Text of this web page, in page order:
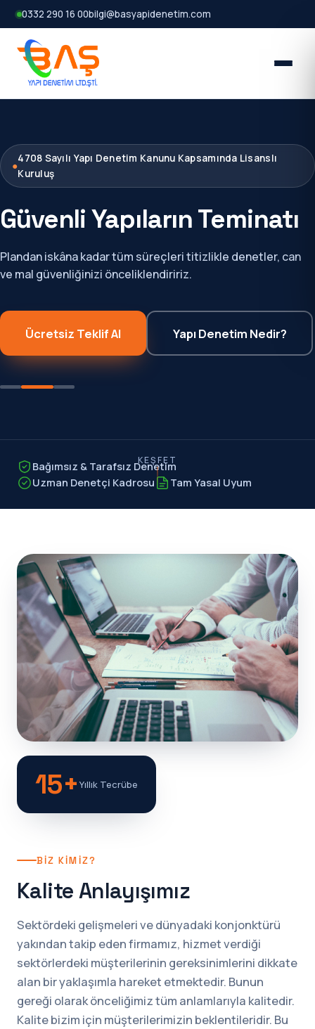
0332 290 16 00bilgi@basyapidenetim.com
●
4708 Sayılı Yapı Denetim Kanunu Kapsamında Lisanslı
Kuruluş
Güvenli Yapıların Teminatı
Plandan iskâna kadar tüm süreçleri titizlikle denetler, can
ve mal güvenliğinizi önceliklendiririz.
Ücretsiz Teklif Al Yapı Denetim Nedir?
Bağımsız & Tarafsız Denetim
Uzman Denetçi Kadrosu
Tam Yasal Uyum
KEŞFET
15+ Yıllık Tecrübe
BIZ KIMIZ?
Kalite Anlayışımız
Sektördeki gelişmeleri ve dünyadaki konjonktürü
yakından takip eden firmamız, hizmet verdiği
sektörlerdeki müşterilerinin gereksinimlerini dikkate
alan bir yaklaşımla hareket etmektedir. Bunun
gereği olarak önceliğimiz tüm anlamlarıyla kalitedir.
Kalite bizim için müşterilerimizin beklentileridir. Bu